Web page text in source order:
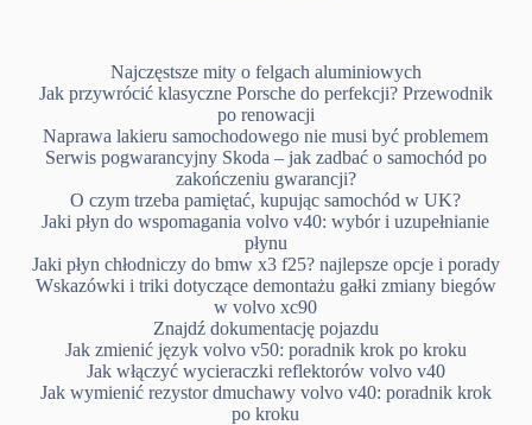
Najczęstsze mity o felgach aluminiowych
Jak przywrócić klasyczne Porsche do perfekcji? Przewodnik
po renowacji
Naprawa lakieru samochodowego nie musi być problemem
Serwis pogwarancyjny Skoda – jak zadbać o samochód po
zakończeniu gwarancji?
O czym trzeba pamiętać, kupując samochód w UK?
Jaki płyn do wspomagania volvo v40: wybór i uzupełnianie
płynu
Jaki płyn chłodniczy do bmw x3 f25? najlepsze opcje i porady
Wskazówki i triki dotyczące demontażu gałki zmiany biegów
w volvo xc90
Znajdź dokumentację pojazdu
Jak zmienić język volvo v50: poradnik krok po kroku
Jak włączyć wycieraczki reflektorów volvo v40
Jak wymienić rezystor dmuchawy volvo v40: poradnik krok
po kroku